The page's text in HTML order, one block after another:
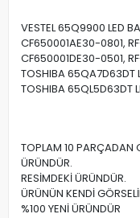
VESTEL 65Q9900 LED
CF650001AE30-0801,
CF650001DE30-0501,
TOSHIBA 65QA7D63DT
TOSHIBA 65QL5D63DT
TOPLAM 10 PARÇADAN
ÜRÜNDÜR.
RESİMDEKİ ÜRÜNDÜR.
ÜRÜNÜN KENDİ
%100 YENİ ÜRÜNDÜR